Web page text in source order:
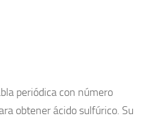
periódica con número
obtener ácido sulfúrico. Su